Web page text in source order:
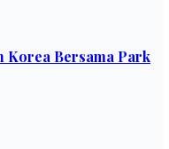
Korea Bersama Park